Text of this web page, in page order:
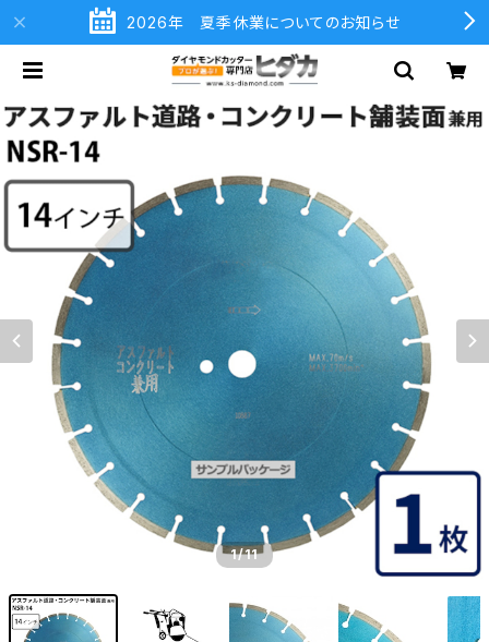
2026年 夏季休業についてのお知らせ
1/11